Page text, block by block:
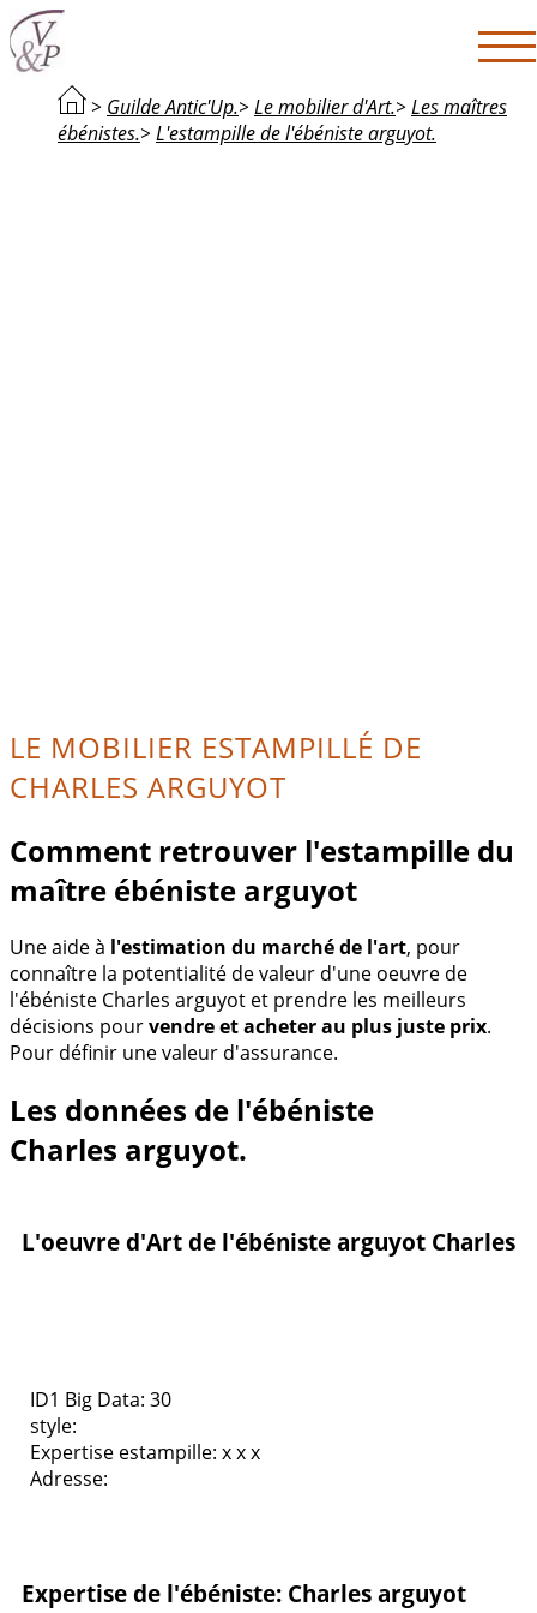
> Guilde Antic'Up.> Le mobilier d'Art.> Les maîtres
ébénistes.> L'estampille de l'ébéniste arguyot.
LE MOBILIER ESTAMPILLÉ DE
CHARLES ARGUYOT
Comment retrouver l'estampille du
maître ébéniste arguyot
Une aide à l'estimation du marché de l'art, pour
connaître la potentialité de valeur d'une oeuvre de
l'ébéniste Charles arguyot et prendre les meilleurs
décisions pourvendre et acheter au plus juste prix.
Pour définir une valeur d'assurance.
Les données de l'ébéniste
Charles arguyot.
L'oeuvre d'Art de l'ébéniste arguyot Charles
ID1 Big Data: 30
style:
Expertise estampille: x x x
Adresse:
Expertise de l'ébéniste: Charles arguyot